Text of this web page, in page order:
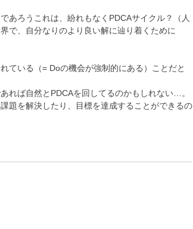
あろうこれは、紛れもなくPDCAサイクル？（人
で、自分なりのより良い解に辿り着くために
ている（= Doの機会が強制的にある）ことだと
れば自然とPDCAを回してるのかもしれない…。
題を解決したり、目標を達成することができるの